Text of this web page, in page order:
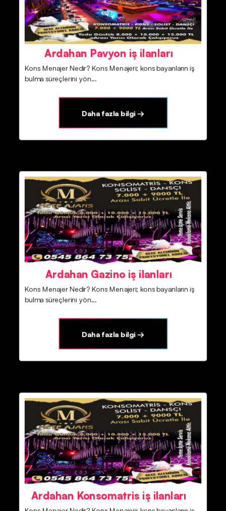
Ardahan Pavyon iş ilanları
Kons Menajer Nedir? Kons Menajeri; kons bayanların iş
bulma süreçlerini yön...
Daha fazla bilgi →
Ardahan Gazino iş ilanları
Kons Menajer Nedir? Kons Menajeri; kons bayanların iş
bulma süreçlerini yön...
Daha fazla bilgi →
Ardahan Konsomatris iş ilanları